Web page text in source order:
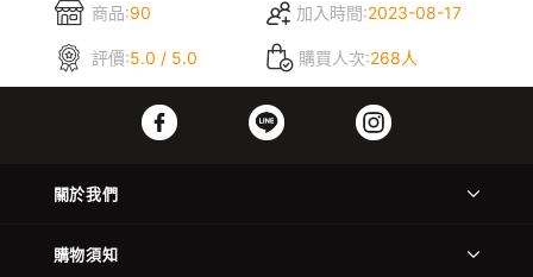
商品:90 加入時間:2023-08-17
評價:5.0 / 5.0 購買人次:268人
關於我們
購物須知